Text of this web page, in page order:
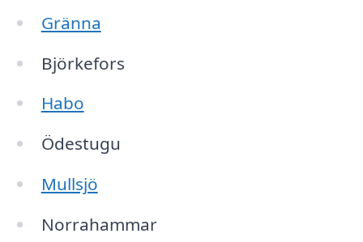
Gränna
Björkefors
Habo
Ödestugu
Mullsjö
Norrahammar